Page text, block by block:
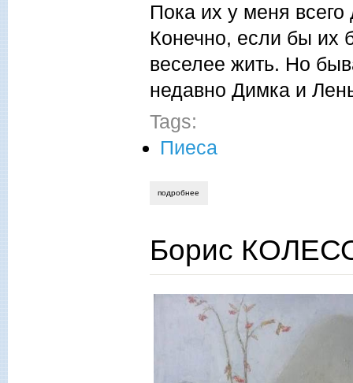
Пока их у меня
Конечно, если бы их
веселее жить. Но
недавно Димка и
Tags:
Пиеса
подробнее
Борис